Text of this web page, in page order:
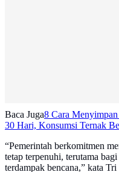
Baca Juga8 Cara
30 Hari, Konsumsi Ternak
“Pemerintah berkomitmen
tetap terpenuhi, terutama
terdampak bencana,” kata